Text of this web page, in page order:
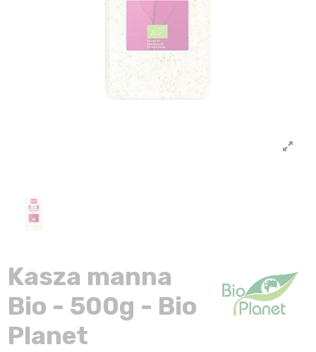
Kasza manna
Bio - 500g - Bio
Planet